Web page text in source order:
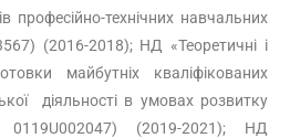
професійно-технічних навчальних
(2016-2018); НД «Теоретичні і
майбутніх кваліфікованих
діяльності в умовах розвитку
(2019-2021); НД